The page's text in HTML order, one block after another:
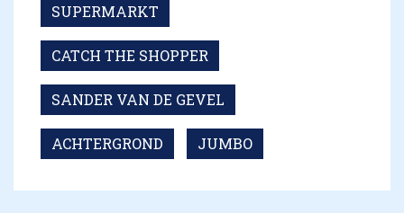
SUPERMARKT
CATCH THE SHOPPER
SANDER VAN DE GEVEL
ACHTERGROND JUMBO